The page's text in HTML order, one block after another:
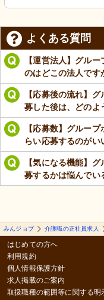
よくある質問
【運営法人】グル
のはどこの法人です
【応募後の流れ】
募した後は、どのよ
【応募数】グルー
らい応募するのがい
【気になる機能】
募するかは悩んでい
みんジョブ 介護職の正社員求人
はじめての方へ
利用規約
個人情報保護方針
求人掲載のご案内
取扱職種の範囲等に関する明